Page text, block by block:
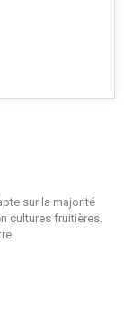
sur la majorité
cultures fruitières.